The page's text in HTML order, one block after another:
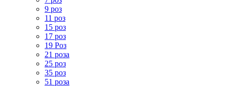
9 роз
11 роз
15 роз
17 роз
19 Роз
21 роза
25 роз
35 роз
51 роза